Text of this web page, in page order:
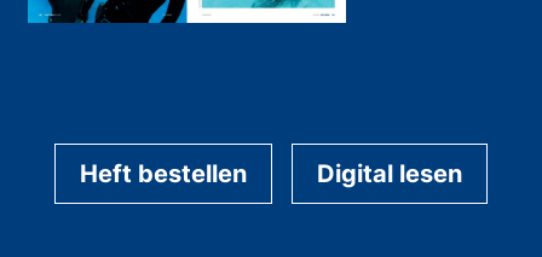
Heft bestellen Digital lesen